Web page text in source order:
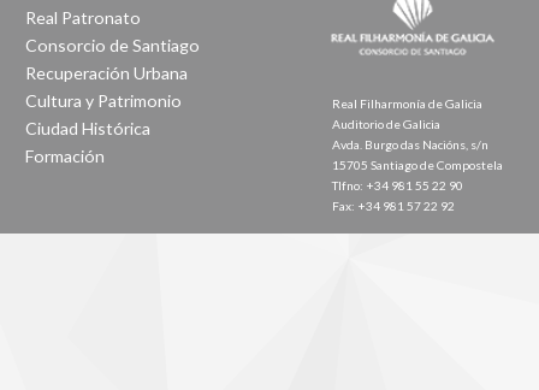
Real Patronato
Consorcio de Santiago
Recuperación Urbana
Cultura y Patrimonio
Ciudad Histórica
Formación
Real Filharmonía de Galicia
Auditorio de Galicia
Avda. Burgo das Nacións, s/n
15705 Santiago de Compostela
Tlfno: +34 981 55 22 90
Fax: +34 981 57 22 92